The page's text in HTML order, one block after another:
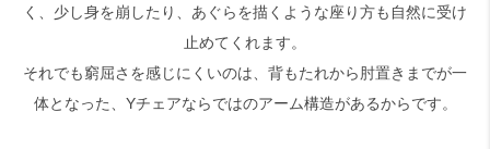
く、少し身を崩したり、あぐらを描くような座り方も自然に受け
止めてくれます。
それでも窮屈さを感じにくいのは、背もたれから肘置きまでが一
体となった、Yチェアならではのアーム構造があるからです。